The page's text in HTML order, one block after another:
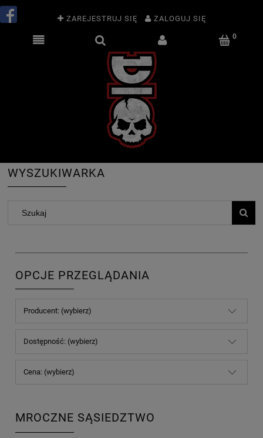
ZAREJESTRUJ SIĘ ZALOGUJ SIĘ
WYSZUKIWARKA
OPCJE PRZEGLĄDANIA
Producent: (wybierz)
Dostępność: (wybierz)
Cena: (wybierz)
MROCZNE SĄSIEDZTWO